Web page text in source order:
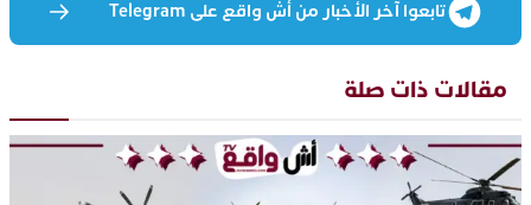
تابعوا آخر الأخبار من أش واقع على Telegram
مقالات ذات صلة